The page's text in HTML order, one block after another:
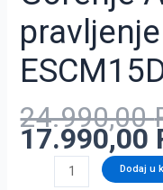
24.990,00
17.990,00
Dodaj u